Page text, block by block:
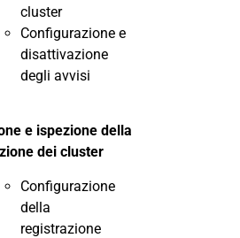
cluster
Configurazione e
disattivazione
degli avvisi
e ispezione della
dei cluster
Configurazione
della
registrazione